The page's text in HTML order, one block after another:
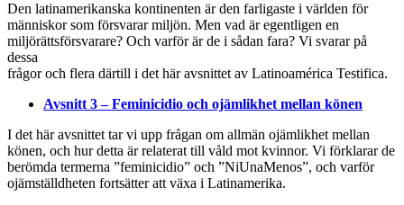
Den latinamerikanska kontinenten är den farligaste i världen för
människor som försvarar miljön. Men vad är egentligen en
miljörättsförsvarare? Och varför är de i sådan fara? Vi svarar på
dessa
frågor och flera därtill i det här avsnittet av Latinoamérica Testifica.
Avsnitt 3 – Feminicidio och ojämlikhet mellan könen
I det här avsnittet tar vi upp frågan om allmän ojämlikhet mellan
könen, och hur detta är relaterat till våld mot kvinnor. Vi förklarar de
berömda termerna ”feminicidio” och ”NiUnaMenos”, och varför
ojämställdheten fortsätter att växa i Latinamerika.